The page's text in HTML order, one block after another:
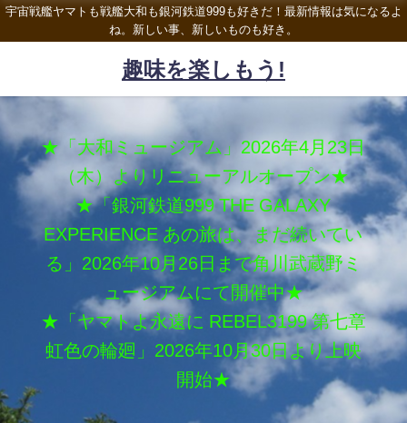
宇宙戦艦ヤマトも戦艦大和も銀河鉄道999も好きだ！最新情報は気になるよ
ね。新しい事、新しいものも好き。
趣味を楽しもう!
★「大和ミュージアム」2026年4月23日
（木）よりリニューアルオープン★
★「銀河鉄道999 THE GALAXY
EXPERIENCE あの旅は、まだ続いてい
る」2026年10月26日まで角川武蔵野ミ
ュージアムにて開催中★
★「ヤマトよ永遠に REBEL3199 第七章
虹色の輪廻」2026年10月30日より上映
開始★